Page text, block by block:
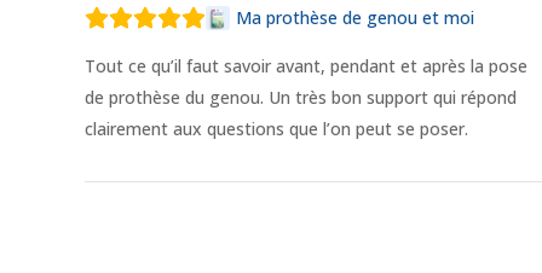
Ma prothèse de genou et moi
Tout ce qu’il faut savoir avant, pendant et après la pose
de prothèse du genou. Un très bon support qui répond
clairement aux questions que l’on peut se poser.